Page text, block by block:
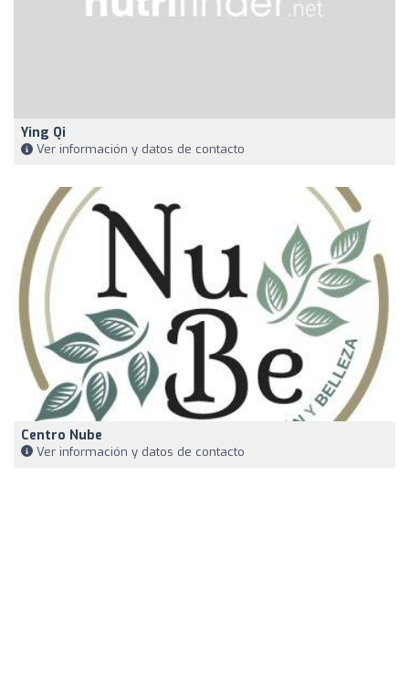
Ying Qi
Ver información y datos de contacto
Centro Nube
Ver información y datos de contacto